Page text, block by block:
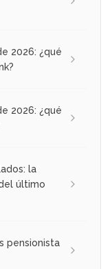
2026: ¿qué
2026: ¿qué
la
último
pensionista